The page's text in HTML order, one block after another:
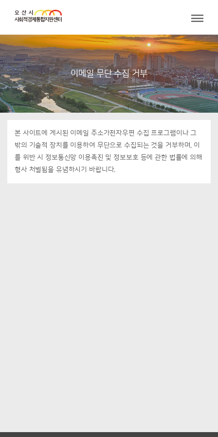
이메일 무단 수집 거부
본 사이트에 게시된 이메일 주소가전자우편 수집 프로그램이나 그
밖의 기술적 장치를 이용하여 무단으로 수집되는 것을 거부하며, 이
를 위반 시 정보통신망 이용촉진 및 정보보호 등에 관한 법률에 의해
형사 처벌됨을 유념하시기 바랍니다.